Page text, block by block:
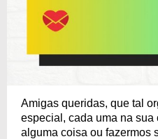
Amigas queridas, que tal
especial, cada uma na
alguma coisa ou fazermos